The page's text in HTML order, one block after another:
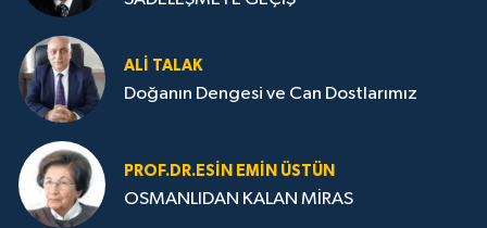
ALI TALAK
Doğanın Dengesi ve Can Dostlarımız
PROF.DR.ESIN EMIN ÜSTÜN
OSMANLIDAN KALAN MİRAS